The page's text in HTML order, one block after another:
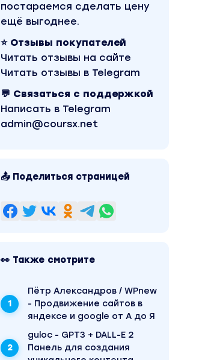
постараемся сделать цену
ещё выгоднее.
⭐ Отзывы покупателей
Читать отзывы на сайте
Читать отзывы в Telegram
💬 Связаться с поддержкой
Написать в Telegram
admin@coursx.net
📤 Поделиться страницей
👀 Также смотрите
Пётр Александров / WPnew
- Продвижение сайтов в
яндексе и google от А до Я
guloc - GPT3 + DALL-E 2
Панель для создания